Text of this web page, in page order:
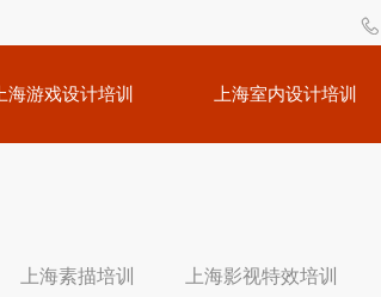
上海游戏设计培训 上海室内设计培训
上海素描培训 上海影视特效培训